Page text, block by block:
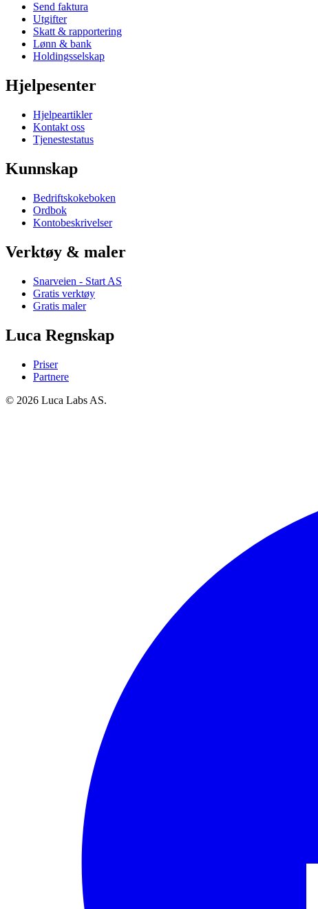
Send faktura
Utgifter
Skatt & rapportering
Lønn & bank
Holdingsselskap
Hjelpesenter
Hjelpeartikler
Kontakt oss
Tjenestestatus
Kunnskap
Bedriftskokeboken
Ordbok
Kontobeskrivelser
Verktøy & maler
Snarveien - Start AS
Gratis verktøy
Gratis maler
Luca Regnskap
Priser
Partnere
© 2026 Luca Labs AS.